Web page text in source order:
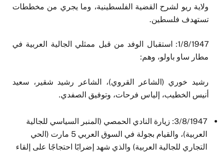
ولاية ريو لشرح القضية الفلسطينية، وما يجري من مخططات
تستهدف فلسطين.
1/8/1947: استقبال الوفد من قبل ممثلي الجالية العربية في
مطار ساو باولو، وهم:
رشيد خوري (الشاعر القروي)، الشاعر رشيد شقير، سعيد
أنيس الخطيب، إلياس فرحات، وتوفيق الصفدي.
3/8/1947: زيارة النادي الحمصي (المنبر السياسي للجالية
العربية)، والقيام بجولة في السوق العربي 5 مارت (الحي
التجاري للجالية العربية) والذي شهد إضرابًا احتجاجًا على إلقاء